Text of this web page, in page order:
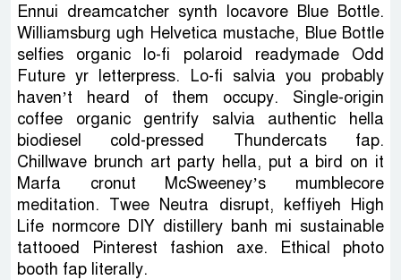
Ennui dreamcatcher synth locavore Blue Bottle.
Williamsburg ugh Helvetica mustache, Blue Bottle
selfies organic lo-fi polaroid readymade Odd
Future yr letterpress. Lo-fi salvia you probably
haven’t heard of them occupy. Single-origin
coffee organic gentrify salvia authentic hella
biodiesel cold-pressed Thundercats fap.
Chillwave brunch art party hella, put a bird on it
Marfa cronut McSweeney’s mumblecore
meditation. Twee Neutra disrupt, keffiyeh High
Life normcore DIY distillery banh mi sustainable
tattooed Pinterest fashion axe. Ethical photo
booth fap literally.